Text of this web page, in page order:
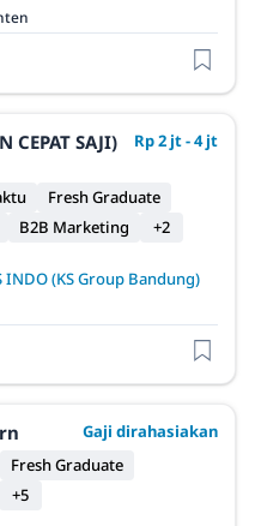
CEPAT SAJI)
Rp 2 jt - 4 jt
Fresh Graduate
B2B Marketing +2
INDO (KS Group Bandung)
Gaji dirahasiakan
Fresh Graduate
+5